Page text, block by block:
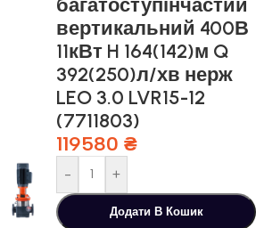
багатоступінчастий
вертикальний 400В
11кВт H 164(142)м Q
392(250)л/хв нерж
LEO 3.0 LVR15-12
(7711803)
119580 ₴
- +
Додати В Кошик